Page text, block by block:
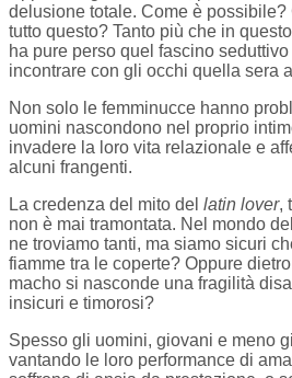
delusione totale. Come è possibile?
tutto questo? Tanto più che in
ha pure perso quel fascino
incontrare con gli occhi quella sera
Non solo le femminucce hanno
uomini nascondono nel proprio
invadere la loro vita relazionale e
alcuni frangenti.
La credenza del mito del latin lover,
non è mai tramontata. Nel mondo
ne troviamo tanti, ma siamo sicuri
fiamme tra le coperte? Oppure
macho si nasconde una fragilità
insicuri e timorosi?
Spesso gli uomini, giovani e meno
vantando le loro performance di